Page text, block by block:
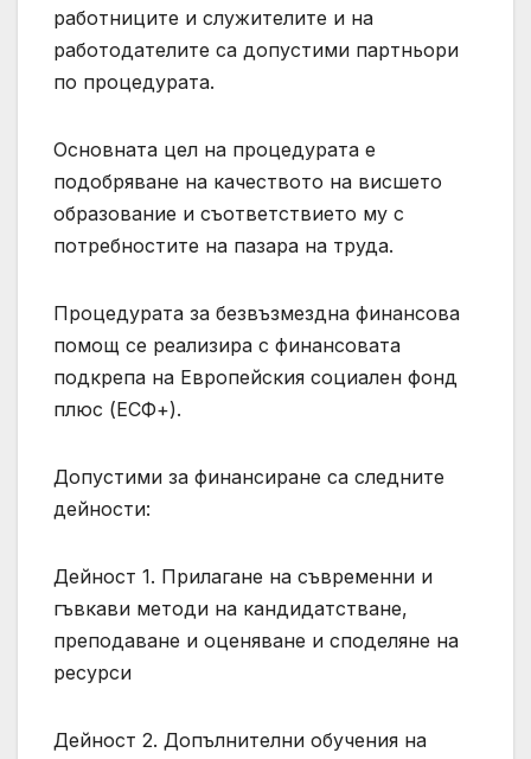
работниците и служителите и на
работодателите са допустими партньори
по процедурата.
Основната цел на процедурата е
подобряване на качеството на висшето
образование и съответствието му с
потребностите на пазара на труда.
Процедурата за безвъзмездна финансова
помощ се реализира с финансовата
подкрепа на Европейския социален фонд
плюс (ЕСФ+).
Допустими за финансиране са следните
дейности:
Дейност 1. Прилагане на съвременни и
гъвкави методи на кандидатстване,
преподаване и оценяване и споделяне на
ресурси
Дейност 2. Допълнителни обучения на